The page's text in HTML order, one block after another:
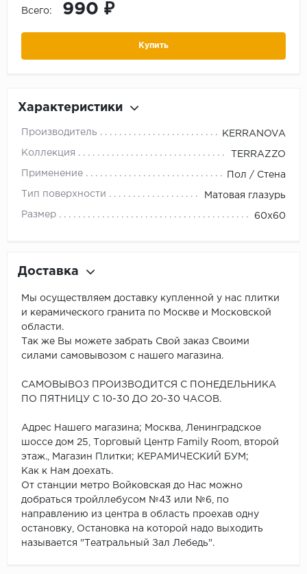
Всего: 990 ₽
Купить
Характеристики
Производитель KERRANOVA
Коллекция TERRAZZO
Применение Пол / Стена
Тип поверхности Матовая глазурь
Размер 60x60
Доставка
Мы осуществляем доставку купленной у нас плитки
и керамического гранита по Москве и Московской
области.
Так же Вы можете забрать Свой заказ Своими
силами самовывозом с нашего магазина.
САМОВЫВОЗ ПРОИЗВОДИТСЯ С ПОНЕДЕЛЬНИКА
ПО ПЯТНИЦУ С 10-30 ДО 20-30 ЧАСОВ.
Адрес Нашего магазина; Москва, Ленинградское
шоссе дом 25, Торговый Центр Family Room, второй
этаж., Магазин Плитки; КЕРАМИЧЕСКИЙ БУМ;
Как к Нам доехать.
От станции метро Войковская до Нас можно
добраться тройллебусом №43 или №6, по
направлению из центра в область проехав одну
остановку, Остановка на которой надо выходить
называется "Театральный Зал Лебедь".